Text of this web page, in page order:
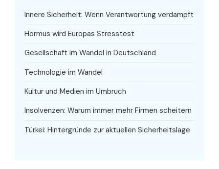
Innere Sicherheit: Wenn Verantwortung verdampft
Hormus wird Europas Stresstest
Gesellschaft im Wandel in Deutschland
Technologie im Wandel
Kultur und Medien im Umbruch
Insolvenzen: Warum immer mehr Firmen scheitern
Türkei: Hintergründe zur aktuellen Sicherheitslage